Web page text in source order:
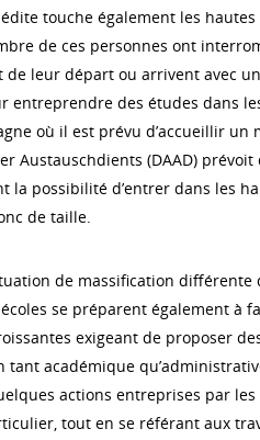
touche également les hautes
de ces personnes ont
leur départ ou arrivent avec
entreprendre des études dans
où il est prévu d’accueillir un
Austauschdients (DAAD) prévoit
la possibilité d’entrer dans les
de taille.
de massification différente
se préparent également à
exigeant de proposer
académique
actions entreprises par les
tout en se référant aux